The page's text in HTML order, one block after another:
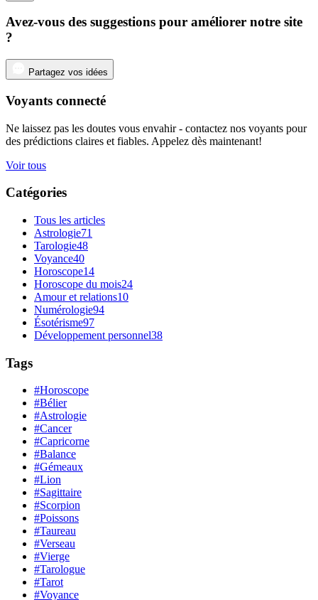
Avez-vous des suggestions pour améliorer notre site
?
Partagez vos idées
Voyants connecté
Ne laissez pas les doutes vous envahir - contactez nos voyants pour
des prédictions claires et fiables. Appelez dès maintenant!
Voir tous
Catégories
Tous les articles
Astrologie71
Tarologie48
Voyance40
Horoscope14
Horoscope du mois24
Amour et relations10
Numérologie94
Ésotérisme97
Développement personnel38
Tags
#Horoscope
#Bélier
#Astrologie
#Cancer
#Capricorne
#Balance
#Gémeaux
#Lion
#Sagittaire
#Scorpion
#Poissons
#Taureau
#Verseau
#Vierge
#Tarologue
#Tarot
#Voyance